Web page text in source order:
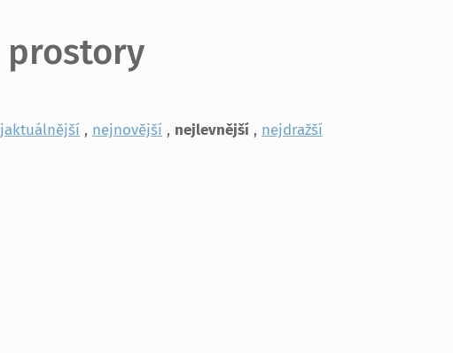
prostory
, nejnovější , nejlevnější , nejdražší